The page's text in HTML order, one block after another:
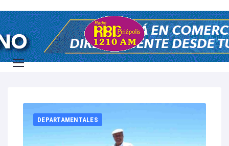
Home 2024 agosto
DEPARTAMENTALES